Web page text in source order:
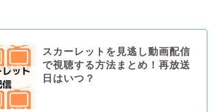
スカーレットを見逃し動画配信
で視聴する方法まとめ！再放送
日はいつ？